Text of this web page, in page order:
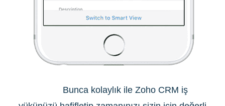
Bunca kolaylık ile Zoho CRM iş